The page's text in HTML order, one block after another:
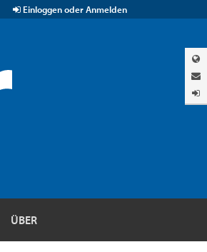
Einloggen oder Anmelden
ÜBER